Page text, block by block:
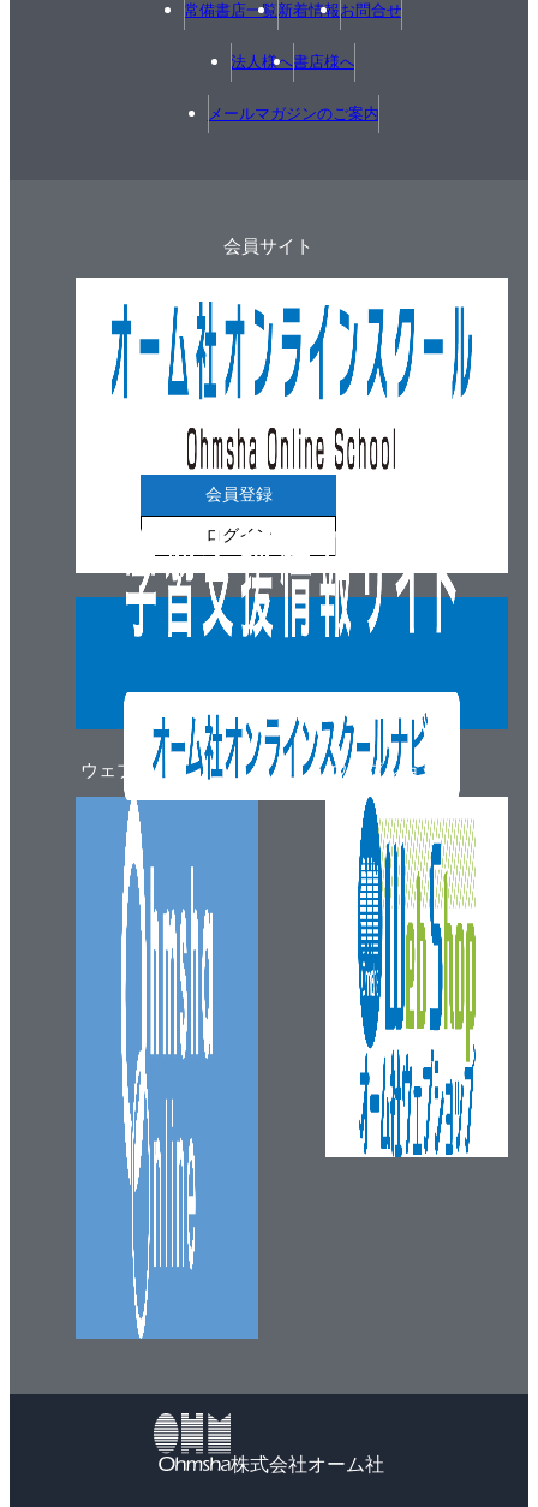
常備書店一覧新着情報お問合せ
法人様へ書店様へ
メールマガジンのご案内
ウェブマガジン
会員サイト
会員登録
ログイン
ウェブショップ
株式会社オーム社